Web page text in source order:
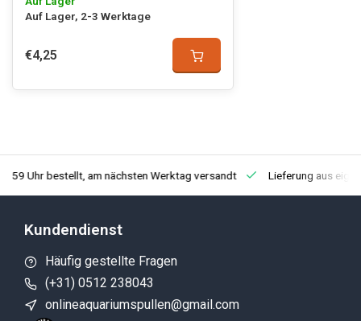
Auf Lager, 2-3 Werktage
€4,25
Uhr bestellt, am nächsten Werktag versandt Lieferung aus
Kundendienst
Häufig gestellte Fragen
(+31) 0512 238043
onlineaquariumspullen@gmail.com